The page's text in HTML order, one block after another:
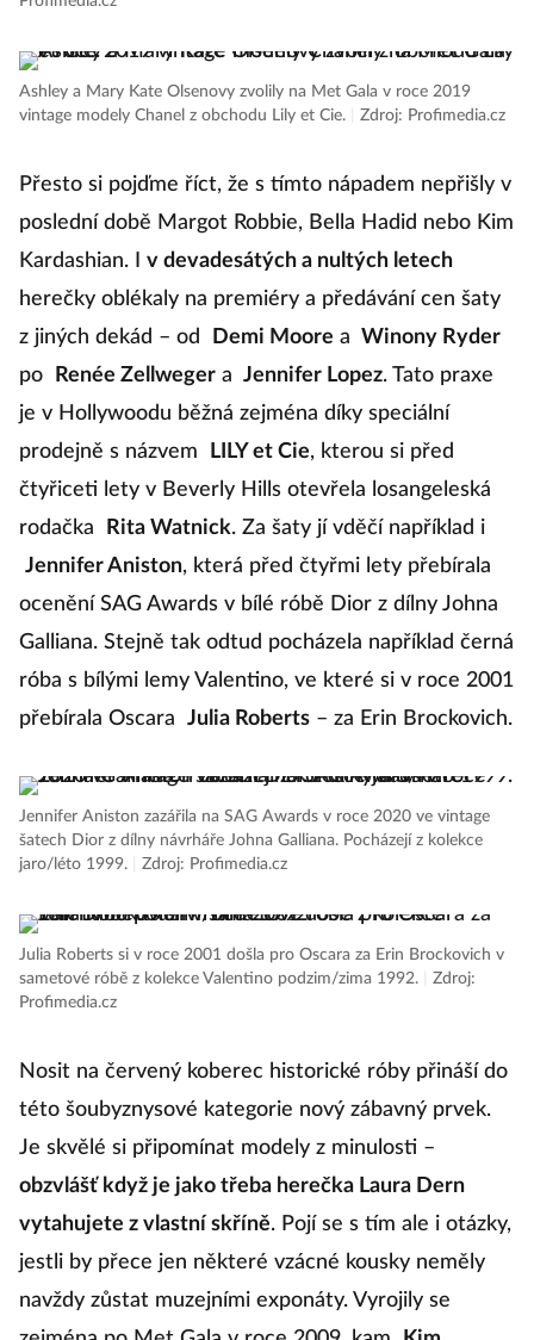
Ashley a Mary Kate Olsenovy zvolily na Met Gala v roce 2019
vintage modely Chanel z obchodu Lily et Cie.
Zdroj: Profimedia.cz
Přesto si pojďme říct, že s tímto nápadem nepřišly v
poslední době Margot Robbie, Bella Hadid nebo Kim
Kardashian. I v devadesátých a nultých letech
herečky oblékaly na premiéry a předávání cen šaty
z jiných dekád – od
Demi Moore a Winony Ryder
po
Renée Zellwegera Jennifer Lopez. Tato praxe
je v Hollywoodu běžná zejména díky speciální
prodejně s názvem
LILY et Cie, kterou si před
čtyřiceti lety v Beverly Hills otevřela losangeleská
rodačka
Rita Watnick. Za šaty jí vděčí například i
Jennifer Aniston, která před čtyřmi lety přebírala
ocenění SAG Awards v bílé róbě Dior z dílny Johna
Galliana. Stejně tak odtud pocházela například černá
róba s bílými lemy Valentino, ve které si v roce 2001
přebírala Oscara
Julia Roberts– za Erin Brockovich.
Jennifer Aniston zazářila na SAG Awards v roce 2020 ve vintage
šatech Dior z dílny návrháře Johna Galliana. Pocházejí z kolekce
jaro/léto 1999.
Zdroj: Profimedia.cz
Julia Roberts si v roce 2001 došla pro Oscara za Erin Brockovich v
sametové róbě z kolekce Valentino podzim/zima 1992.
Zdroj:
Profimedia.cz
Nosit na červený koberec historické róby přináší do
této šoubyznysové kategorie nový zábavný prvek.
Je skvělé si připomínat modely z minulosti –
obzvlášť když je jako třeba herečka Laura Dern
vytahujete z vlastní skříně. Pojí se s tím ale i otázky,
jestli by přece jen některé vzácné kousky neměly
navždy zůstat muzejními exponáty. Vyrojily se